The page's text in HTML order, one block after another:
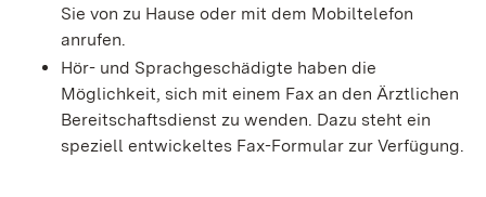
Sie von zu Hause oder mit dem Mobiltelefon
anrufen.
Hör- und Sprachgeschädigte haben die
Möglichkeit, sich mit einem Fax an den Ärztlichen
Bereitschaftsdienst zu wenden. Dazu steht ein
speziell entwickeltes Fax-Formular zur Verfügung.